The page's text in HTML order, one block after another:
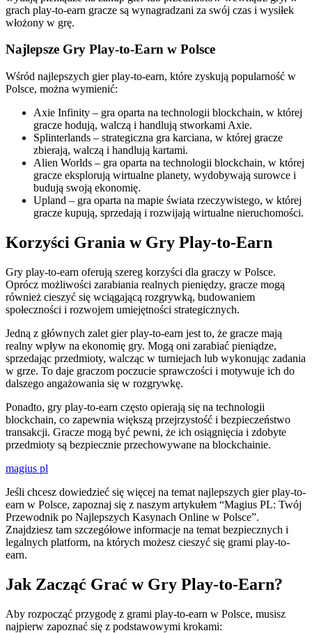
grach play-to-earn gracze są wynagradzani za swój czas i wysiłek
włożony w grę.
Najlepsze Gry Play-to-Earn w Polsce
Wśród najlepszych gier play-to-earn, które zyskują popularność w
Polsce, można wymienić:
Axie Infinity – gra oparta na technologii blockchain, w której
gracze hodują, walczą i handlują stworkami Axie.
Splinterlands – strategiczna gra karciana, w której gracze
zbierają, walczą i handlują kartami.
Alien Worlds – gra oparta na technologii blockchain, w której
gracze eksplorują wirtualne planety, wydobywają surowce i
budują swoją ekonomię.
Upland – gra oparta na mapie świata rzeczywistego, w której
gracze kupują, sprzedają i rozwijają wirtualne nieruchomości.
Korzyści Grania w Gry Play-to-Earn
Gry play-to-earn oferują szereg korzyści dla graczy w Polsce.
Oprócz możliwości zarabiania realnych pieniędzy, gracze mogą
również cieszyć się wciągającą rozgrywką, budowaniem
społeczności i rozwojem umiejętności strategicznych.
Jedną z głównych zalet gier play-to-earn jest to, że gracze mają
realny wpływ na ekonomię gry. Mogą oni zarabiać pieniądze,
sprzedając przedmioty, walcząc w turniejach lub wykonując zadania
w grze. To daje graczom poczucie sprawczości i motywuje ich do
dalszego angażowania się w rozgrywkę.
Ponadto, gry play-to-earn często opierają się na technologii
blockchain, co zapewnia większą przejrzystość i bezpieczeństwo
transakcji. Gracze mogą być pewni, że ich osiągnięcia i zdobyte
przedmioty są bezpiecznie przechowywane na blockchainie.
magius pl
Jeśli chcesz dowiedzieć się więcej na temat najlepszych gier play-to-
earn w Polsce, zapoznaj się z naszym artykułem “Magius PL: Twój
Przewodnik po Najlepszych Kasynach Online w Polsce”.
Znajdziesz tam szczegółowe informacje na temat bezpiecznych i
legalnych platform, na których możesz cieszyć się grami play-to-
earn.
Jak Zacząć Grać w Gry Play-to-Earn?
Aby rozpocząć przygodę z grami play-to-earn w Polsce, musisz
najpierw zapoznać się z podstawowymi krokami: